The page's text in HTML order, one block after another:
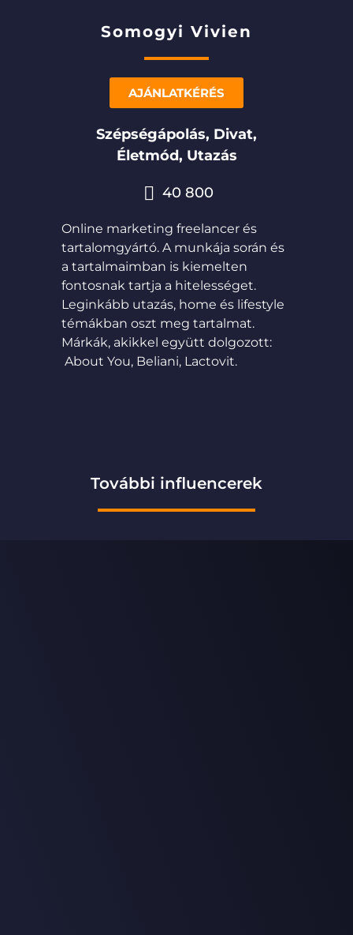
Somogyi Vivien
AJÁNLATKÉRÉS
Szépségápolás, Divat,
Életmód, Utazás
40 800
Online marketing freelancer és
tartalomgyártó. A munkája során és
a tartalmaimban is kiemelten
fontosnak tartja a hitelességet.
Leginkább utazás, home és lifestyle
témákban oszt meg tartalmat.
Márkák, akikkel együtt dolgozott:
About You, Beliani, Lactovit.
További influencerek